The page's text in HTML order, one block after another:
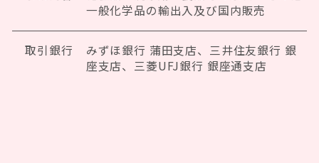
一般化学品の輸出入及び国内販売
取引銀行
みずほ銀行 蒲田支店、三井住友銀行 銀
座支店、三菱UFJ銀行 銀座通支店